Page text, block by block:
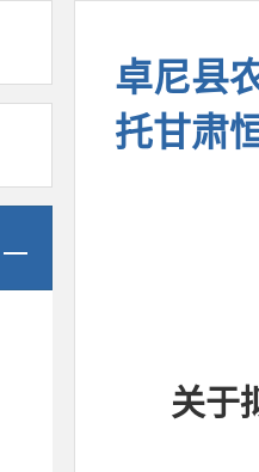
卓尼县
托甘肃
关于